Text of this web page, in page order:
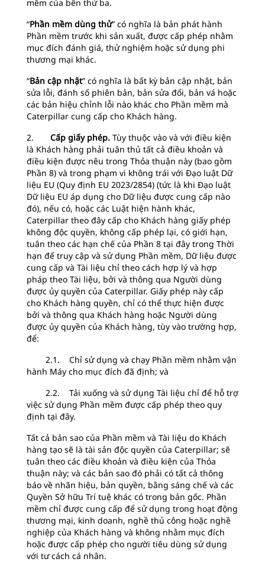
mềm của bên thứ ba.
“Phần mềm dùng thử” có nghĩa là bản phát hành
Phần mềm trước khi sản xuất, được cấp phép nhằm
mục đích đánh giá, thử nghiệm hoặc sử dụng phi
thương mại khác.
“Bản cập nhật” có nghĩa là bất kỳ bản cập nhật, bản
sửa lỗi, đánh số phiên bản, bản sửa đổi, bản vá hoặc
các bản hiệu chỉnh lỗi nào khác cho Phần mềm mà
Caterpillar cung cấp cho Khách hàng.
2. Cấp giấy phép. Tùy thuộc vào và với điều kiện
là Khách hàng phải tuân thủ tất cả điều khoản và
điều kiện được nêu trong Thỏa thuận này (bao gồm
Phần 8) và trong phạm vi không trái với Đạo luật Dữ
liệu EU (Quy định EU 2023/2854) (tức là khi Đạo luật
Dữ liệu EU áp dụng cho Dữ liệu được cung cấp nào
đó), nếu có, hoặc các Luật hiện hành khác,
Caterpillar theo đây cấp cho Khách hàng giấy phép
không độc quyền, không cấp phép lại, có giới hạn,
tuân theo các hạn chế của Phần 8 tại đây trong Thời
hạn để truy cập và sử dụng Phần mềm, Dữ liệu được
cung cấp và Tài liệu chỉ theo cách hợp lý và hợp
pháp theo Tài liệu, bởi và thông qua Người dùng
được ủy quyền của Caterpillar. Giấy phép này cấp
cho Khách hàng quyền, chỉ có thể thực hiện được
bởi và thông qua Khách hàng hoặc Người dùng
được ủy quyền của Khách hàng, tùy vào trường hợp,
để:
2.1. Chỉ sử dụng và chạy Phần mềm nhằm vận
hành Máy cho mục đích đã định; và
2.2. Tải xuống và sử dụng Tài liệu chỉ để hỗ trợ
việc sử dụng Phần mềm được cấp phép theo quy
định tại đây.
Tất cả bản sao của Phần mềm và Tài liệu do Khách
hàng tạo sẽ là tài sản độc quyền của Caterpillar; sẽ
tuân theo các điều khoản và điều kiện của Thỏa
thuận này; và các bản sao đó phải có tất cả thông
báo về nhãn hiệu, bản quyền, bằng sáng chế và các
Quyền Sở hữu Trí tuệ khác có trong bản gốc. Phần
mềm chỉ được cung cấp để sử dụng trong hoạt động
thương mại, kinh doanh, nghề thủ công hoặc nghề
nghiệp của Khách hàng và không nhằm mục đích
hoặc được cấp phép cho người tiêu dùng sử dụng
với tư cách cá nhân.